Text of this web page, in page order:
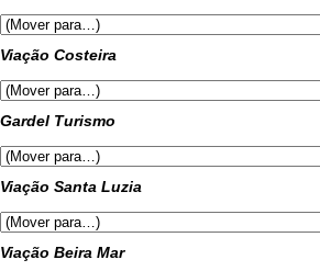
Viação Costeira
Gardel Turismo
Viação Santa Luzia
Viação Beira Mar